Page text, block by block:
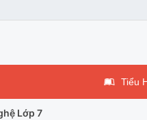
Tiểu
Lớp 7